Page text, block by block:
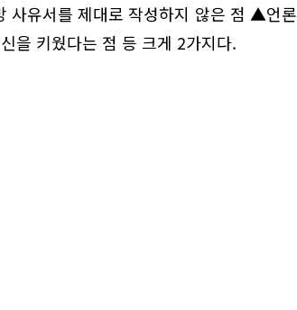
사유서를 제대로 작성하지 않은 점 ▲언론
을 키웠다는 점 등 크게 2가지다.